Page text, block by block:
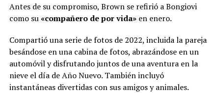
Antes de su compromiso, Brown se refirió a Bongiovi
como su«compañero de por vida»en enero.
Compartió una serie de fotos de 2022, incluida la pareja
besándose en una cabina de fotos, abrazándose en un
automóvil y disfrutando juntos de una aventura en la
nieve el día de Año Nuevo. También incluyó
instantáneas divertidas con sus amigos y animales.